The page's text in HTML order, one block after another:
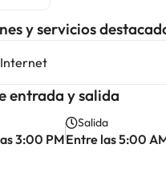
y servicios
entrada y salida
3:00 PM
Salida
Entre las 5:00